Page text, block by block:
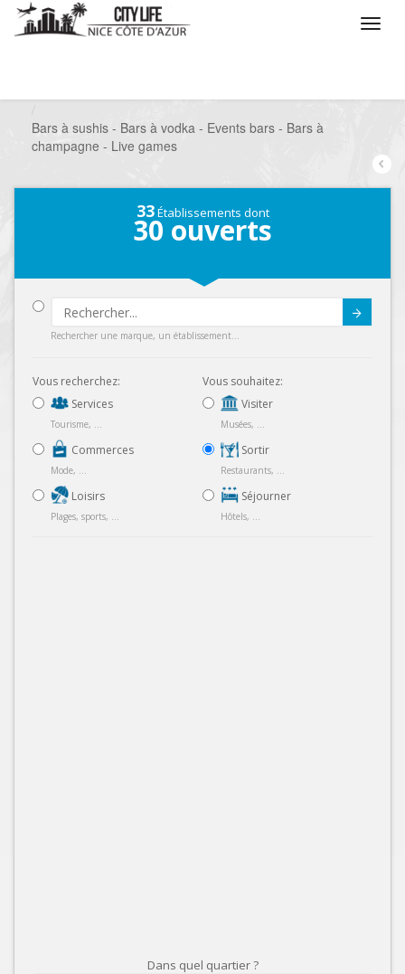
Bars à sushis - Bars à vodka - Events bars - Bars à
champagne - Live games
33Établissements dont
30 ouverts
Rechercher une marque, un établissement...
Vous recherchez:
Services
Tourisme, ...
Commerces
Mode, ...
Loisirs
Plages, sports, ...
Vous souhaitez:
Visiter
Musées, ...
Sortir
Restaurants, ...
Séjourner
Hôtels, ...
Dans quel quartier ?